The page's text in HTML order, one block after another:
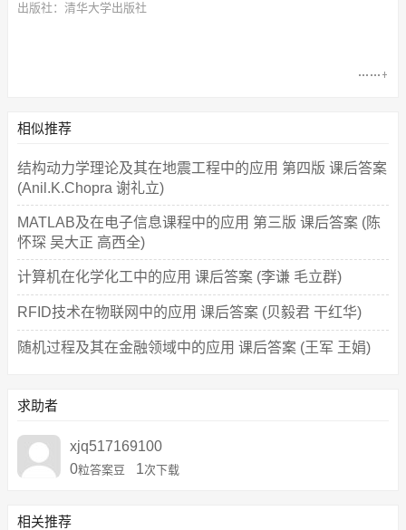
出版社：清华大学出版社
相似推荐
结构动力学理论及其在地震工程中的应用 第四版 课后答案
(Anil.K.Chopra 谢礼立)
MATLAB及在电子信息课程中的应用 第三版 课后答案 (陈
怀琛 吴大正 高西全)
计算机在化学化工中的应用 课后答案 (李谦 毛立群)
RFID技术在物联网中的应用 课后答案 (贝毅君 干红华)
随机过程及其在金融领域中的应用 课后答案 (王军 王娟)
求助者
xjq517169100
0粒答案豆 1次下载
相关推荐